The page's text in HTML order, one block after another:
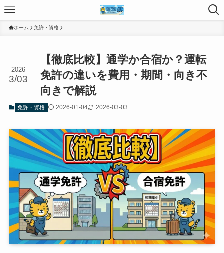
ホーム 免許・資格
【徹底比較】通学か合宿か？運転
免許の違いを費用・期間・向き不
向きで解説
2026
3/03
免許・資格 2026-01-04 2026-03-03